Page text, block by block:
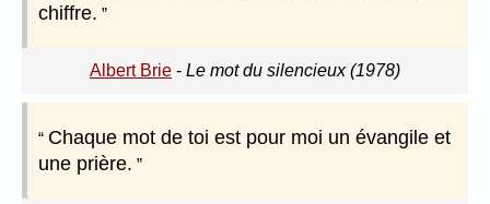
chiffre.
Albert Brie - Le mot du silencieux (1978)
Chaque mot de toi est pour moi un évangile et
une prière.